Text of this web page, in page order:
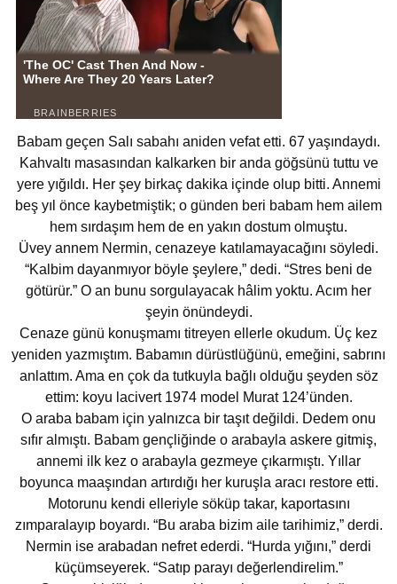
Babam geçen Salı sabahı aniden vefat etti. 67 yaşındaydı.
Kahvaltı masasından kalkarken bir anda göğsünü tuttu ve
yere yığıldı. Her şey birkaç dakika içinde olup bitti. Annemi
beş yıl önce kaybetmiştik; o günden beri babam hem ailem
hem sırdaşım hem de en yakın dostum olmuştu.
Üvey annem Nermin, cenazeye katılamayacağını söyledi.
“Kalbim dayanmıyor böyle şeylere,” dedi. “Stres beni de
götürür.” O an bunu sorgulayacak hâlim yoktu. Acım her
şeyin önündeydi.
Cenaze günü konuşmamı titreyen ellerle okudum. Üç kez
yeniden yazmıştım. Babamın dürüstlüğünü, emeğini, sabrını
anlattım. Ama en çok da tutkuyla bağlı olduğu şeyden söz
ettim: koyu lacivert 1974 model Murat 124’ünden.
O araba babam için yalnızca bir taşıt değildi. Dedem onu
sıfır almıştı. Babam gençliğinde o arabayla askere gitmiş,
annemi ilk kez o arabayla gezmeye çıkarmıştı. Yıllar
boyunca maaşından artırdığı her kuruşla aracı restore etti.
Motorunu kendi elleriyle söküp takar, kaportasını
zımparalayıp boyardı. “Bu araba bizim aile tarihimiz,” derdi.
Nermin ise arabadan nefret ederdi. “Hurda yığını,” derdi
küçümseyerek. “Satıp parayı değerlendirelim.”